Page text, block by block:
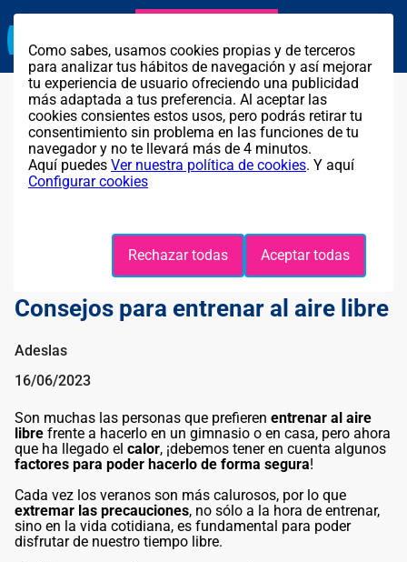
911 319 902
Consejos para entrenar al aire libre
Adeslas
16/06/2023
Son muchas las personas que prefieren entrenar al aire
libre frente a hacerlo en un gimnasio o en casa, pero ahora
que ha llegado el calor, ¡debemos tener en cuenta algunos
factores para poder hacerlo de forma segura!
Cada vez los veranos son más calurosos, por lo que
extremar las precauciones, no sólo a la hora de entrenar,
sino en la vida cotidiana, es fundamental para poder
disfrutar de nuestro tiempo libre.
Como sabes, usamos cookies propias y de terceros
para analizar tus hábitos de navegación y así mejorar
tu experiencia de usuario ofreciendo una publicidad
más adaptada a tus preferencia. Al aceptar las
cookies consientes estos usos, pero podrás retirar tu
consentimiento sin problema en las funciones de tu
navegador y no te llevará más de 4 minutos.
Aquí puedes Ver nuestra política de cookies. Y aquí
Configurar cookies
Rechazar todas Aceptar todas